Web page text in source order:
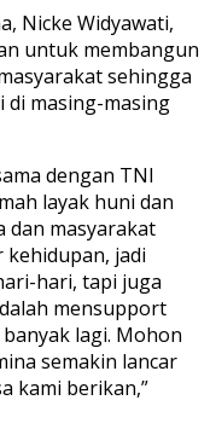
Nicke Widyawati,
untuk membangun
sehingga
masing-masing
dengan TNI
layak huni dan
dan masyarakat
kehidupan, jadi
hari, tapi juga
mensupport
lagi. Mohon
semakin lancar
kami berikan,”